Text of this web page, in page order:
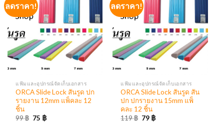
ลดราคา!
แฟ้มและอุปกรณ์จัดเก็บเอกสาร
ORCA Slide Lock สันรูด ปก
รายงาน 12mm แพ็คละ 12
ชิ้น
99฿ 75 ฿
ลดราคา!
แฟ้มและอุปกรณ์จัดเก็บเอกสาร
ORCA Slide Lock สันรูด สัน
ปก ปกรายงาน 15mm แพ็
คละ 12 ชิ้น
119฿ 79 ฿